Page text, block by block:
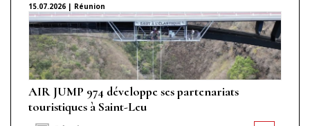
15.07.2026 | Réunion
AIR JUMP 974 développe ses partenariats
touristiques à Saint-Leu